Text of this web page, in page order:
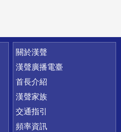
關於漢聲
漢聲廣播電臺
首長介紹
漢聲家族
交通指引
頻率資訊